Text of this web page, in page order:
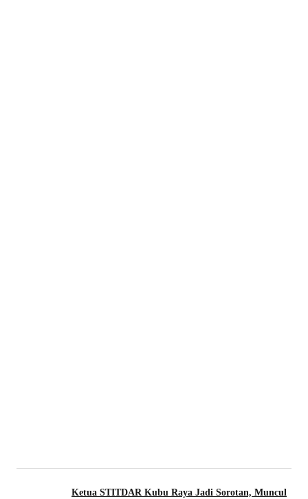
Ketua STITDAR Kubu Raya Jadi Sorotan, Muncul